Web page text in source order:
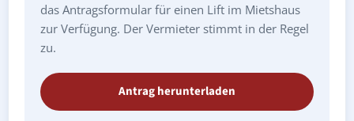
das Antragsformular für einen Lift im Mietshaus
zur Verfügung. Der Vermieter stimmt in der Regel
zu.
Antrag herunterladen